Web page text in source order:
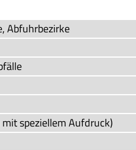
Abfuhrbezirke
speziellem Aufdruck)